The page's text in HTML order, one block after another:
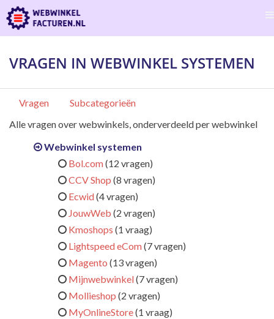
VRAGEN IN WEBWINKEL SYSTEMEN
Vragen
Subcategorieën
Alle vragen over webwinkels, onderverdeeld per webwinkel
Webwinkel systemen
Bol.com(12 vragen)
CCV Shop (8 vragen)
Ecwid(4 vragen)
JouwWeb (2 vragen)
Kmoshops (1 vraag)
Lightspeed eCom(7 vragen)
Magento (13 vragen)
Mijnwebwinkel(7 vragen)
Mollieshop (2 vragen)
MyOnlineStore(1 vraag)